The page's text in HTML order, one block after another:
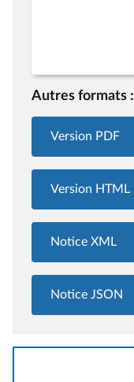
Autres formats :
Version PDF
Version HTML
Notice XML
Notice JSON